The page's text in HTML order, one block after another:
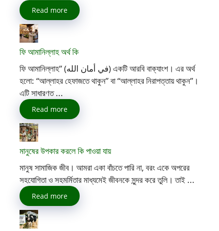
Read more
ফি আমানিল্লাহ অর্থ কি
ফি আমানিল্লাহ” (في أمان الله) একটি আরবি বাক্যাংশ। এর অর্থ
হলো: “আল্লাহর হেফাজতে থাকুন” বা “আল্লাহর নিরাপত্তায় থাকুন”।
এটি সাধারণত ...
Read more
মানুষের উপকার করলে কি পাওয়া যায়
মানুষ সামাজিক জীব। আমরা একা বাঁচতে পারি না, বরং একে অপরের
সহযোগিতা ও সহমর্মিতার মাধ্যমেই জীবনকে সুন্দর করে তুলি। তাই ...
Read more